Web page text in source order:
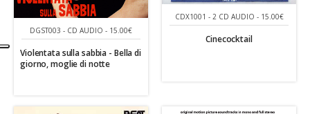
DGST003 - CD AUDIO - 15.00€
Violentata sulla sabbia - Bella di
giorno, moglie di notte
CDX1001 - 2 CD AUDIO - 15.00€
Cinecocktail